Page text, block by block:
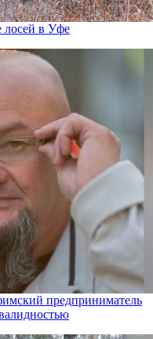
лосей в Уфе
предприниматель